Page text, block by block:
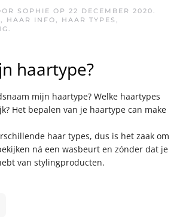
SOPHIE OP 22 DECEMBER 2020
HAAR INFO HAAR TYPES
haartype?
mijn haartype? Welke haartypes
Het bepalen van je haartype can make
haar types, dus is het zaak om
ná een wasbeurt en zónder dat je
van stylingproducten.